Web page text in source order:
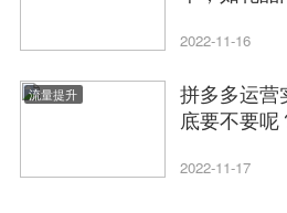
2022-11-16
流量提升
拼多多运营
底要不要呢
2022-11-17